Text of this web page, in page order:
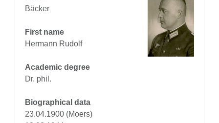
Bäcker
First name
Hermann Rudolf
Academic degree
Dr. phil.
Biographical data
23.04.1900 (Moers)